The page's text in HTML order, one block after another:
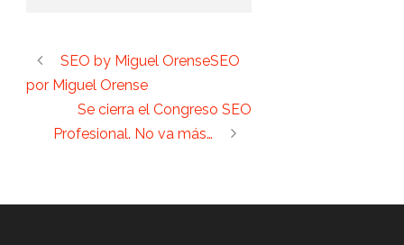
SEO by Miguel OrenseSEO
por Miguel Orense
Se cierra el Congreso SEO
Profesional. No va más…